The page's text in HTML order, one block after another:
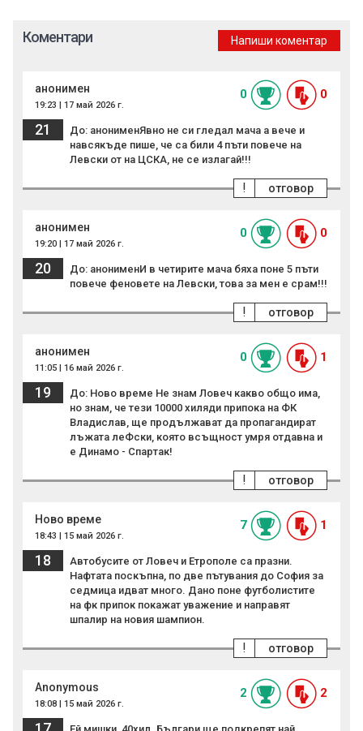
Коментари Напиши коментар
анонимен
19:23 | 17 май 2026 г.
0 0
21
До: анонименЯвно не си гледал мача а вече и
навсякъде пише, че са били 4 пъти повече на
Левски от на ЦСКА, не се излагай!!!
отговор
!
анонимен
19:20 | 17 май 2026 г.
0 0
20
До: анонименИ в четирите мача бяха поне 5 пъти
повече феновете на Левски, това за мен е срам!!!
отговор
!
анонимен
11:05 | 16 май 2026 г.
0 1
19
До: Ново време Не знам Ловеч какво общо има,
но знам, че тези 10000 хиляди припока на ФК
Владислав, ще продължават да пропагандират
лъжата леФски, която всъщност умря отдавна и
е Динамо - Спартак!
отговор
!
Ново време
18:43 | 15 май 2026 г.
7 1
18
Автобусите от Ловеч и Етрополе са празни.
Нафтата поскъпна, по две пътувания до София за
седмица идват много. Дано поне футболистите
на фк припок покажат уважение и направят
шпалир на новия шампион.
отговор
!
Anonymous
18:08 | 15 май 2026 г.
2 2